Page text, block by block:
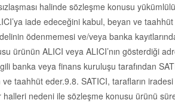
halinde sözleşme konusu
iade edeceğini kabul, beyan ve
ödenmemesi ve/veya banka
ALICI veya ALICI’nın gösterdiği
banka veya finans kuruluşu tarafından
taahhüt eder.9.8. SATICI, tarafların
nedeni ile sözleşme konusu ürünü